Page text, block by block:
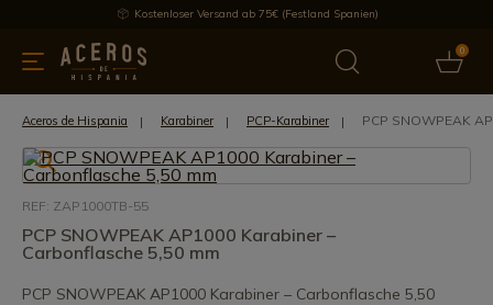
Kostenloser Versand ab 75€ (Festland Spanien)
0
Bietet Aktuelles Bestseller
Aceros de Hispania Karabiner PCP-Karabiner PCP SNOWPEAK
REF: ZAP1000TB-55
PCP SNOWPEAK AP1000 Karabiner –
Carbonflasche 5,50 mm
PCP SNOWPEAK AP1000 Karabiner – Carbonflasche 5,50